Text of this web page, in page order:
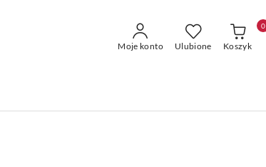
Moje konto Ulubione Koszyk
0